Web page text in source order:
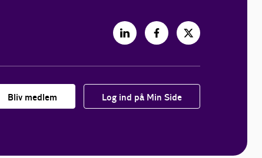
Bliv medlem Log ind på Min Side